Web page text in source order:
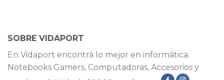
SOBRE VIDAPORT
En Vidaport encontrá lo mejor en informática.
Notebooks Gamers, Computadoras, Accesorios y